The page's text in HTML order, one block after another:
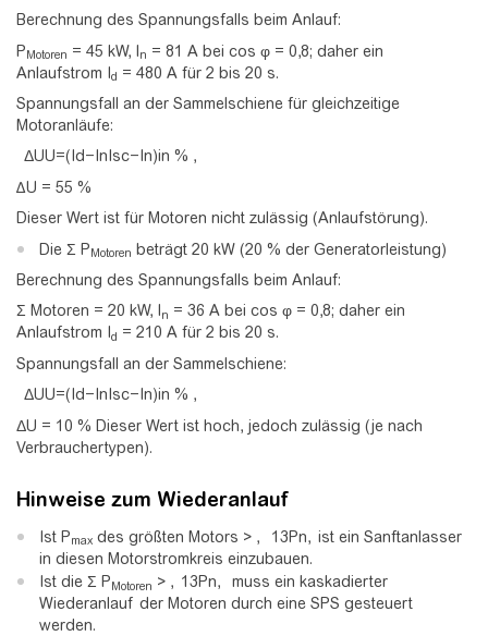
Berechnung des Spannungsfalls beim Anlauf:
P Motoren = 45 kW, In = 81 A bei cos φ = 0,8; daher ein
Anlaufstrom Id = 480 A für 2 bis 20 s.
Spannungsfall an der Sammelschiene für gleichzeitige
Motoranläufe:
ΔUU=(Id−InIsc−In)in % ,
∆U = 55 %
Dieser Wert ist für Motoren nicht zulässig (Anlaufstörung).
Die Σ P Motoren beträgt 20 kW (20 % der Generatorleistung)
Berechnung des Spannungsfalls beim Anlauf:
Σ Motoren = 20 kW, In = 36 A bei cos φ = 0,8; daher ein
Anlaufstrom Id = 210 A für 2 bis 20 s.
Spannungsfall an der Sammelschiene:
ΔUU=(Id−InIsc−In)in % ,
ΔU = 10 % Dieser Wert ist hoch, jedoch zulässig (je nach
Verbrauchertypen).
Hinweise zum Wiederanlauf
Ist Pmax des größten Motors > , 13Pn, ist ein Sanftanlasser
in diesen Motorstromkreis einzubauen.
Ist die Σ PMotoren > , 13Pn,
muss ein kaskadierter
Wiederanlauf der Motoren durch eine SPS gesteuert
werden.